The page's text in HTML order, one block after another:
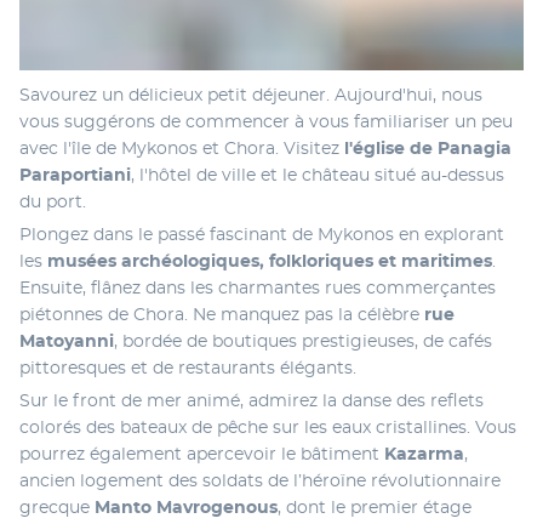
Savourez un délicieux petit déjeuner. Aujourd'hui, nous
vous suggérons de commencer à vous familiariser un peu
avec l'île de Mykonos et Chora. Visitez l'église de Panagia
Paraportiani, l'hôtel de ville et le château situé au-dessus
du port.
Plongez dans le passé fascinant de Mykonos en explorant
les musées archéologiques, folkloriques et maritimes.
Ensuite, flânez dans les charmantes rues commerçantes
piétonnes de Chora. Ne manquez pas la célèbre rue
Matoyanni, bordée de boutiques prestigieuses, de cafés
pittoresques et de restaurants élégants.
Sur le front de mer animé, admirez la danse des reflets
colorés des bateaux de pêche sur les eaux cristallines. Vous
pourrez également apercevoir le bâtiment Kazarma,
ancien logement des soldats de l’héroïne révolutionnaire
grecque Manto Mavrogenous, dont le premier étage